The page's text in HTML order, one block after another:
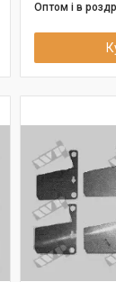
Оптом і в